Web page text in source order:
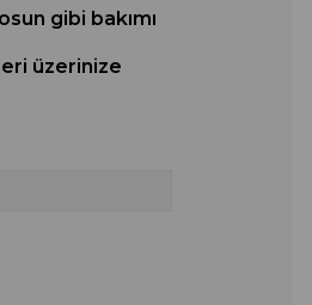
gibi bakımı
üzerinize